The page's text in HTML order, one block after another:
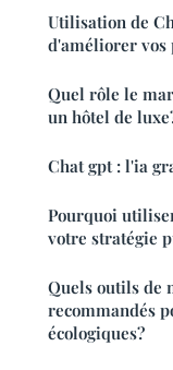
Utilisation de
d'améliorer vos
Quel rôle le
un hôtel de
Chat gpt : l'ia
Pourquoi
votre stratégie
Quels outils de
recommandés
écologiques?